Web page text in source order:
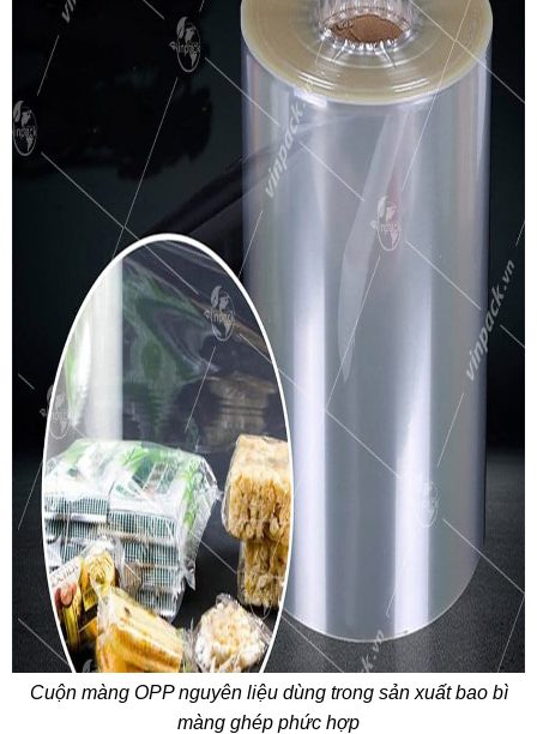
Cuộn màng OPP nguyên liệu dùng trong sản xuất bao bì
màng ghép phức hợp